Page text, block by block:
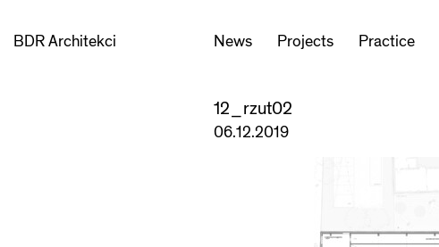
BDR Architekci News Projects Practice
12_rzut02
06.12.2019